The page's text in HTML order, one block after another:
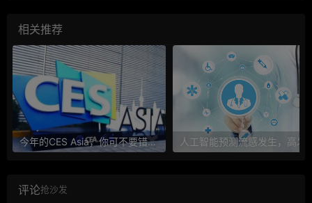
相关推荐
今年的CES Asia，你可不要错过这些自动驾驶看点
评论抢沙发